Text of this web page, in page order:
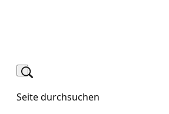
Seite durchsuchen